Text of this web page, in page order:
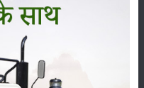
समाचार